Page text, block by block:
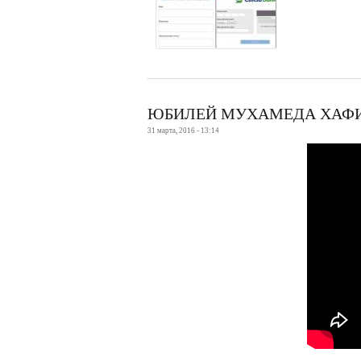
ЮБИЛЕЙ МУХАМЕДА
31 марта, 2016 - 13:14